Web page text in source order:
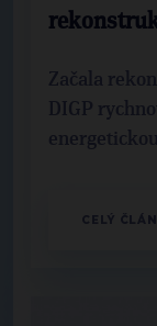
Začala
DIGP
CELÝ